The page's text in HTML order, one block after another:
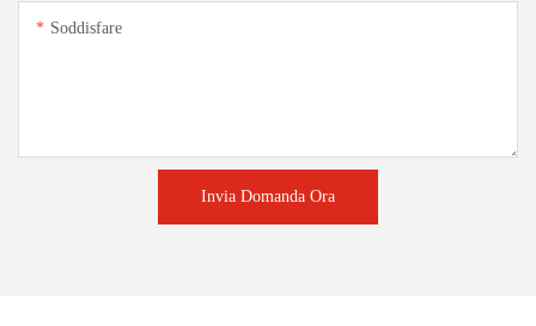
Soddisfare
Invia Domanda Ora